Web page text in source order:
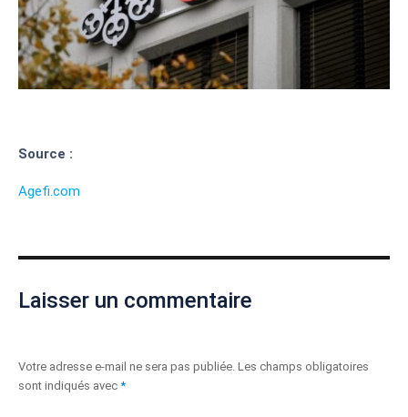
Source :
Agefi.com
Laisser un commentaire
Votre adresse e-mail ne sera pas publiée. Les champs obligatoires
sont indiqués avec *